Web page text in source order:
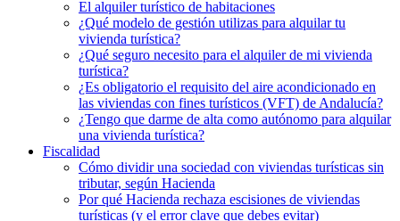
El alquiler turístico de habitaciones
¿Qué modelo de gestión utilizas para alquilar tu
vivienda turística?
¿Qué seguro necesito para el alquiler de mi vivienda
turística?
¿Es obligatorio el requisito del aire acondicionado en
las viviendas con fines turísticos (VFT) de Andalucía?
¿Tengo que darme de alta como autónomo para alquilar
una vivienda turística?
Fiscalidad
Cómo dividir una sociedad con viviendas turísticas sin
tributar, según Hacienda
Por qué Hacienda rechaza escisiones de viviendas
turísticas (y el error clave que debes evitar)